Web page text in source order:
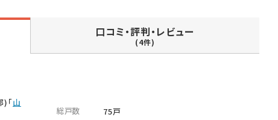
口コミ・評判・レビュー
(4件)
「山
総戸数 75戸